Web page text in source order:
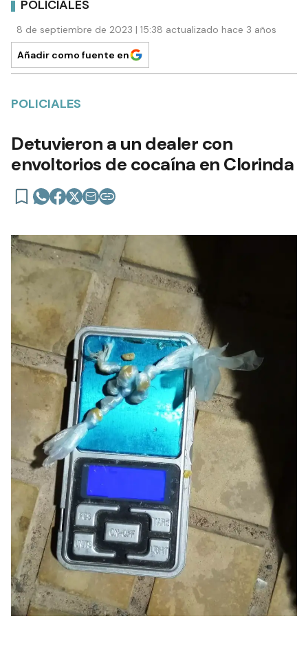
POLICIALES
8 de septiembre de 2023 | 15:38 actualizado hace 3 años
Añadir como fuente en
POLICIALES
Detuvieron a un dealer con
envoltorios de cocaína en Clorinda